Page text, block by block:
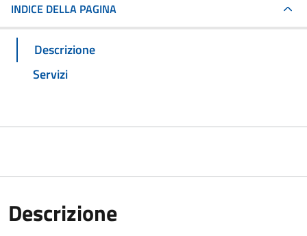
INDICE DELLA PAGINA
Descrizione
Servizi
Descrizione